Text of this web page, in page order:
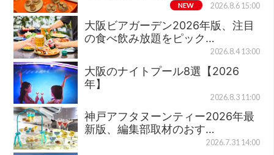
NEW 2026.8.6 15:00
大阪ビアガーデン2026年版、注目
の食べ飲み放題をピック…
2026.8.4 13:00
大阪のナイトプール8選【2026
年】
2026.8.3 11:00
神戸アフタヌーンティー2026年最
新版、編集部取材のおす…
2026.7.31 14:00